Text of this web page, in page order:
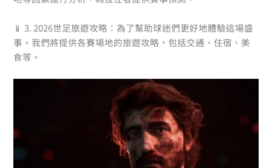
📱 3. 2026世足旅遊攻略：為了幫助球迷們更好地體驗這場盛
事，我們將提供各賽場地的旅遊攻略，包括交通、住宿、美
食等。